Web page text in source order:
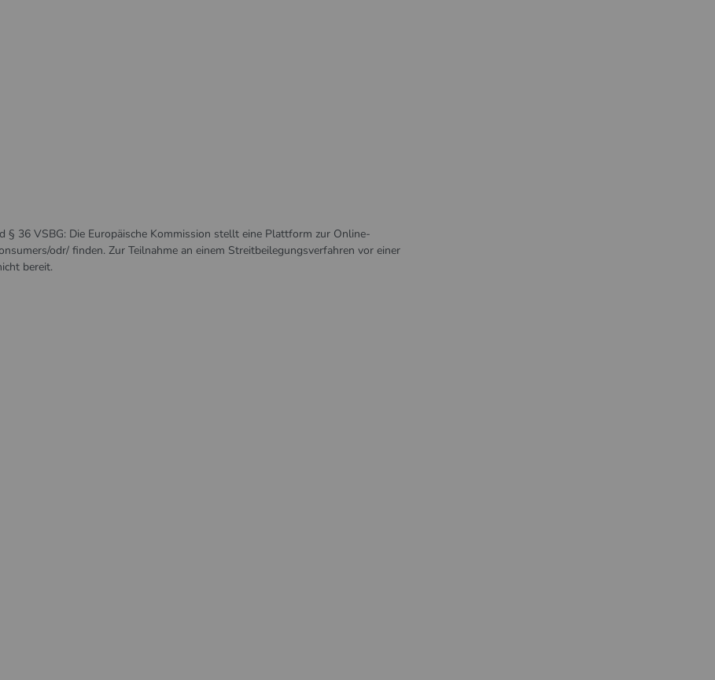
36 VSBG: Die Europäische Kommission stellt eine Plattform zur Online-
odr/finden. Zur Teilnahme an einem Streitbeilegungsverfahren vor einer
bereit.